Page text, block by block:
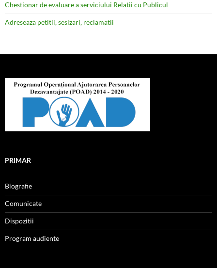
Chestionar de evaluare a serviciului Relatii cu Publicul
Adreseaza petitii, sesizari, reclamatii
PRIMAR
Biografie
Comunicate
Dispozitii
Program audiente